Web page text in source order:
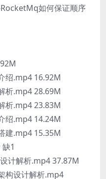
如何保证顺序
绍.mp4 16.92M
析.mp4 28.69M
析.mp4 23.83M
绍.mp4 14.24M
建.mp4 15.35M
1
计解析.mp4 37.87M
构设计解析.mp4